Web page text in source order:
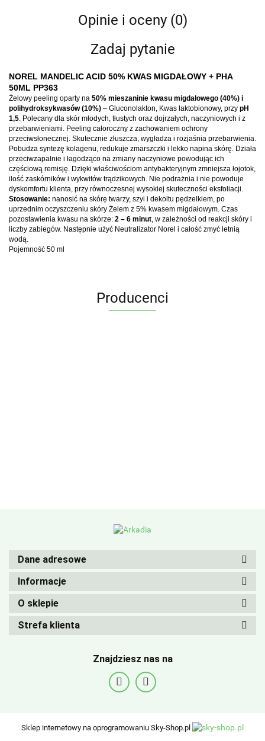
Opinie i oceny (0)
Zadaj pytanie
NOREL MANDELIC ACID 50% KWAS MIGDAŁOWY + PHA
50ML PP363
Żelowy peeling oparty na 50% mieszaninie kwasu migdałowego (40%) i
polihydroksykwasów (10%) – Gluconolakton, Kwas laktobionowy, przy pH
1,5. Polecany dla skór młodych, tłustych oraz dojrzałych, naczyniowych i z
przebarwieniami. Peeling całoroczny z zachowaniem ochrony
przeciwsłonecznej. Skutecznie złuszcza, wygładza i rozjaśnia przebarwienia.
Pobudza syntezę kolagenu, redukuje zmarszczki i lekko napina skórę. Działa
przeciwzapalnie i łagodząco na zmiany naczyniowe powodując ich
częściową remisję. Dzięki właściwościom antybakteryjnym zmniejsza łojotok,
ilość zaskórników i wykwitów trądzikowych. Nie podrażnia i nie powoduje
dyskomfortu klienta, przy równoczesnej wysokiej skuteczności eksfoliacji.
Stosowanie: nanosić na skórę twarzy, szyi i dekoltu pędzelkiem, po
uprzednim oczyszczeniu skóry Żelem z 5% kwasem migdałowym. Czas
pozostawienia kwasu na skórze: 2 – 6 minut, w zależności od reakcji skóry i
liczby zabiegów. Następnie użyć Neutralizator Norel i całość zmyć letnią
wodą.
Pojemność 50 ml
Producenci
Dane adresowe
Informacje
O sklepie
Strefa klienta
Znajdziesz nas na
Sklep internetowy na oprogramowaniu Sky-Shop.pl